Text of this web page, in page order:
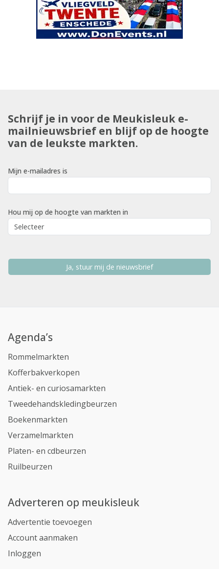
Schrijf je in voor de Meukisleuk e-
mailnieuwsbrief en blijf op de hoogte
van de leukste markten.
Mijn e-mailadres is
Hou mij op de hoogte van markten in
Ja, stuur mij de nieuwsbrief
Agenda’s
Rommelmarkten
Kofferbakverkopen
Antiek- en curiosamarkten
Tweedehandskledingbeurzen
Boekenmarkten
Verzamelmarkten
Platen- en cdbeurzen
Ruilbeurzen
Adverteren op meukisleuk
Advertentie toevoegen
Account aanmaken
Inloggen